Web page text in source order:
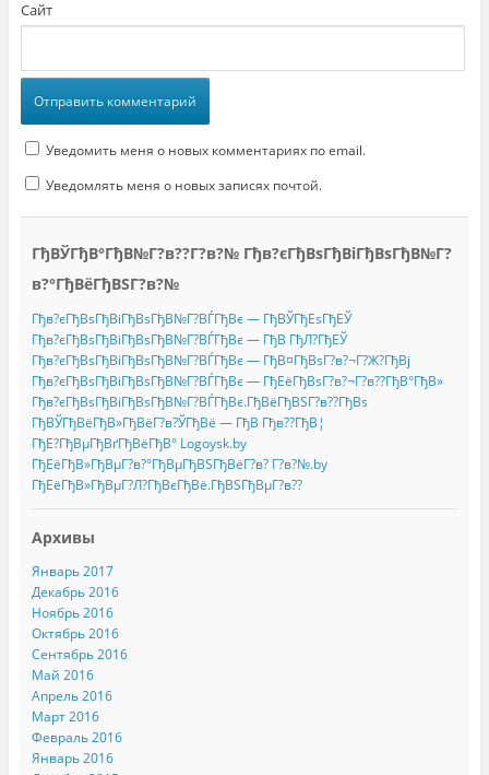
Сайт
Уведомить меня о новых комментариях по email.
Уведомлять меня о новых записях почтой.
ГђВЎГђВ°ГђВ№Г?в??Г?в?№ Гђв?єГђВѕГђВіГђВѕГђВ№Г?
в?°ГђВёГђВЅГ?в?№
Гђв?єГђВѕГђВіГђВѕГђВ№Г?ВЃГђВє — ГђВЎГђЕѕГђЕЎ
Гђв?єГђВѕГђВіГђВѕГђВ№Г?ВЃГђВє — ГђВ ГђЛ?ГђЕЎ
Гђв?єГђВѕГђВіГђВѕГђВ№Г?ВЃГђВє — ГђВ¤ГђВѕГ?в?¬Г?Ж?ГђВј
Гђв?єГђВѕГђВіГђВѕГђВ№Г?ВЃГђВє — ГђЕёГђВѕГ?в?¬Г?в??ГђВ°ГђВ»
Гђв?єГђВѕГђВіГђВѕГђВ№Г?ВЃГђВє.ГђВёГђВЅГ?в??ГђВѕ
ГђВЎГђВёГђВ»ГђВёГ?в?ЎГђВё — ГђВ Гђв??ГђВ¦
ГђЕ?ГђВµГђВґГђВёГђВ° Logoysk.by
ГђЕёГђВ»ГђВµГ?в?°ГђВµГђВЅГђВёГ?в? Г?в?№.by
ГђЕёГђВ»ГђВµГ?Л?ГђВєГђВё.ГђВЅГђВµГ?в??
Архивы
Январь 2017
Декабрь 2016
Ноябрь 2016
Октябрь 2016
Сентябрь 2016
Май 2016
Апрель 2016
Март 2016
Февраль 2016
Январь 2016